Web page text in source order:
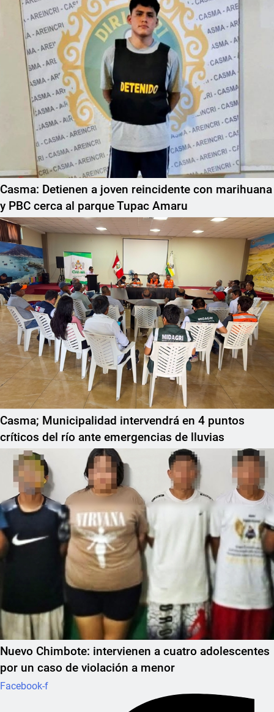
Casma: Detienen a joven reincidente con marihuana
y PBC cerca al parque Tupac Amaru
Casma; Municipalidad intervendrá en 4 puntos
críticos del río ante emergencias de lluvias
Nuevo Chimbote: intervienen a cuatro adolescentes
por un caso de violación a menor
Facebook-f